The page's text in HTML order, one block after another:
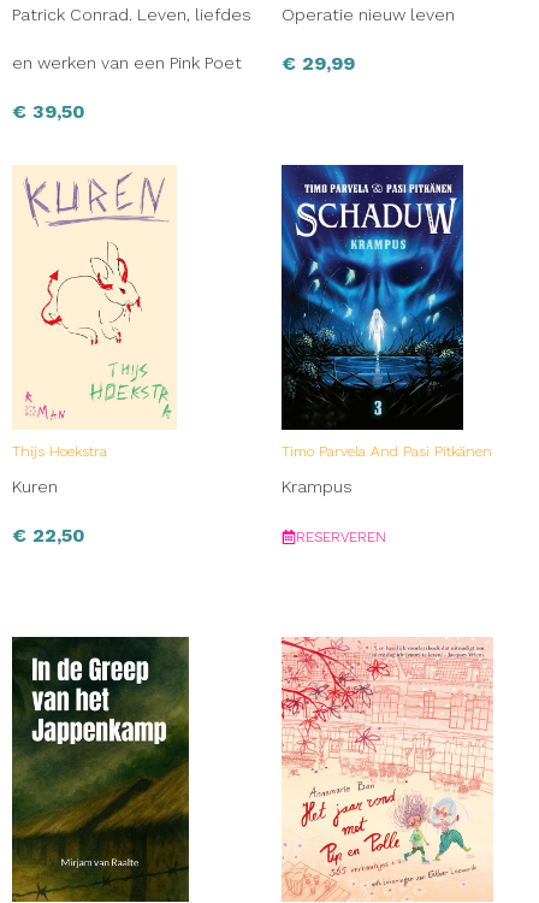
Patrick Conrad. Leven, liefdes
en werken van een Pink Poet
€ 39,50
Operatie nieuw leven
€ 29,99
Thijs Hoekstra
Kuren
€ 22,50
Timo Parvela And Pasi Pitkänen
Krampus
RESERVEREN